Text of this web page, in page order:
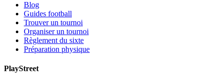
Blog
Guides football
Trouver un tournoi
Organiser un tournoi
Règlement du sixte
Préparation physique
PlayStreet